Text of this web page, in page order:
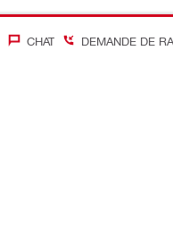
CHAT DEMANDE DE